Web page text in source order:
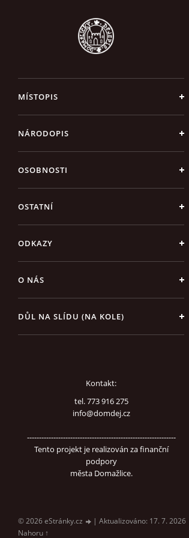
MÍSTOPIS
NÁRODOPIS
OSOBNOSTI
OSTATNÍ
ODKAZY
O NÁS
DŮL NA SLÍDU (NA KOLE)
Kontakt:
tel. 773 916 275
info@domdej.cz
--------------------------------------------------------------
Tento projekt je realizován za finanční
podpory
města Domažlice.
© 2026 eStránky.cz | Aktualizováno: 17. 7. 2026
Nahoru ↑